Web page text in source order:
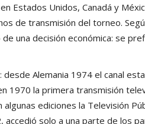
Estados Unidos, Canadá y
de transmisión del torneo.
una decisión económica: se
Alemania 1974 el canal
1970 la primera transmisión
ediciones la Televisión
solo a una parte de los